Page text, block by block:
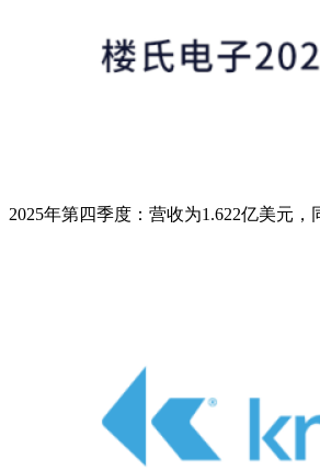
2025年第四季度：营收为1.622亿美元，